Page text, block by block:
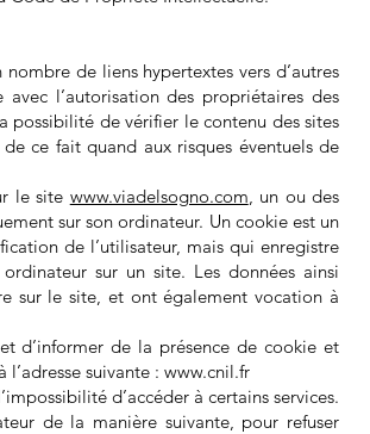
de liens hypertextes vers d’autres
l’autorisation des propriétaires des
possibilité de vérifier le contenu des sites
ce fait quand aux risques éventuels de
le site www.viadelsogno.com, un ou des
sur son ordinateur. Un cookie est un
de l’utilisateur, mais qui enregistre
sur un site. Les données ainsi
sur le site, et ont également vocation à
d’informer de la présence de cookie et
suivante : www.cnil.fr
d’accéder à certains services.
de la manière suivante, pour refuser